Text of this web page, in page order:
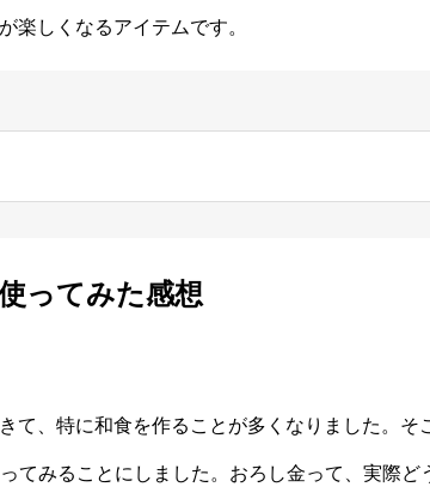
楽しくなるアイテムです。
ってみた感想
て、特に和食を作ることが多くなりました。そ
てみることにしました。おろし金って、実際ど